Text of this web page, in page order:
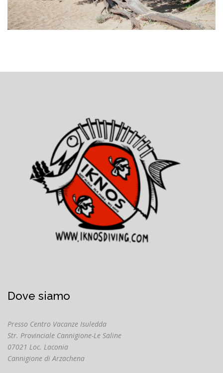
Dove siamo
Presso Centro Vacanze Isuledda
Str. Provinciale Cannigione-Le Saline
07021 Loc. Laconia
Cannigione di Arzachena